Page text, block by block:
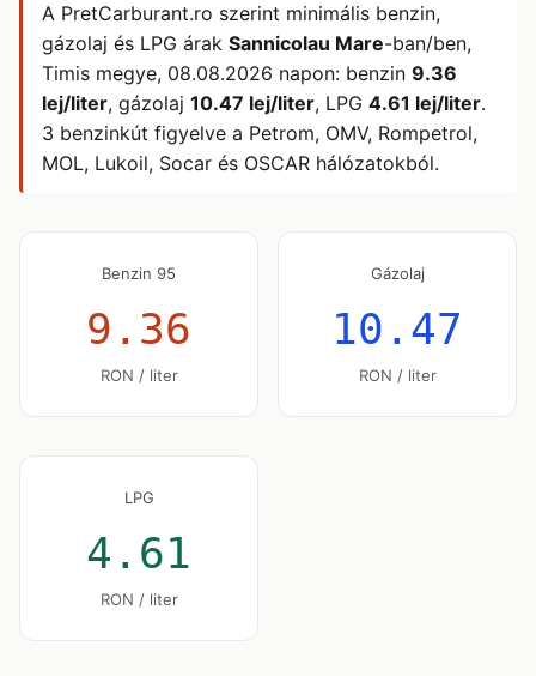
A PretCarburant.ro szerint minimális benzin,
gázolaj és LPG árak Sannicolau Mare-ban/ben,
Timis megye, 08.08.2026 napon: benzin 9.36
lej/liter, gázolaj 10.47 lej/liter, LPG 4.61 lej/liter.
3 benzinkút figyelve a Petrom, OMV, Rompetrol,
MOL, Lukoil, Socar és OSCAR hálózatokból.
Benzin 95
9.36
RON / liter
Gázolaj
10.47
RON / liter
LPG
4.61
RON / liter